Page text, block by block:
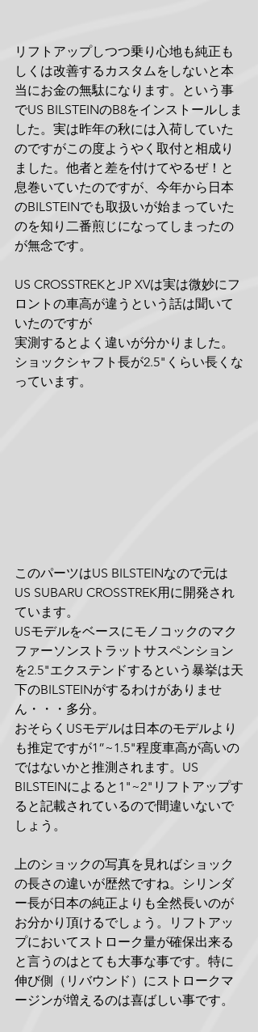
リフトアップしつつ乗り心地も純正も
しくは改善するカスタムをしないと本
当にお金の無駄になります。という事
でUS BILSTEINのB8をインストールしま
した。実は昨年の秋には入荷していた
のですがこの度ようやく取付と相成り
ました。他者と差を付けてやるぜ！と
息巻いていたのですが、今年から日本
のBILSTEINでも取扱いが始まっていた
のを知り二番煎じになってしまったの
が無念です。
US CROSSTREKとJP XVは実は微妙にフ
ロントの車高が違うという話は聞いて
いたのですが
実測するとよく違いが分かりました。
ショックシャフト長が2.5"くらい長くな
っています。
このパーツはUS BILSTEINなので元は
US SUBARU CROSSTREK用に開発され
ています。
USモデルをベースにモノコックのマク
ファーソンストラットサスペンション
を2.5"エクステンドするという暴挙は天
下のBILSTEINがするわけがありませ
ん・・・多分。
おそらくUSモデルは日本のモデルより
も推定ですが1”~1.5"程度車高が高いの
ではないかと推測されます。US
BILSTEINによると1"~2"リフトアップす
ると記載されているので間違いないで
しょう。
上のショックの写真を見ればショック
の長さの違いが歴然ですね。シリンダ
ー長が日本の純正よりも全然長いのが
お分かり頂けるでしょう。リフトアッ
プにおいてストローク量が確保出来る
と言うのはとても大事な事です。特に
伸び側（リバウンド）にストロークマ
ージンが増えるのは喜ばしい事です。